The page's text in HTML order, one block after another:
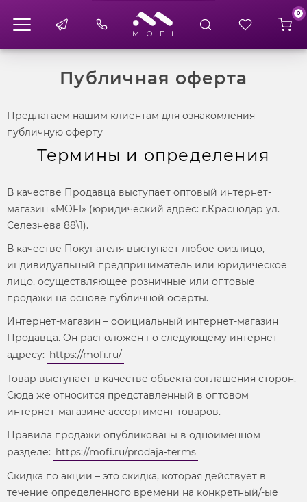
0
Публичная оферта
Предлагаем нашим клиентам для ознакомления
публичную оферту
Термины и определения
В качестве Продавца выступает оптовый интернет-
магазин «MOFI» (юридический адрес: г.Краснодар ул.
Селезнева 88\1).
В качестве Покупателя выступает любое физлицо,
индивидуальный предприниматель или юридическое
лицо, осуществляющее розничные или оптовые
продажи на основе публичной оферты.
Интернет-магазин – официальный интернет-магазин
Продавца. Он расположен по следующему интернет
адресу: https://mofi.ru/
Товар выступает в качестве объекта соглашения сторон.
Сюда же относится представленный в оптовом
интернет-магазине ассортимент товаров.
Правила продажи опубликованы в одноименном
разделе: https://mofi.ru/prodaja-terms
Скидка по акции – это скидка, которая действует в
течение определенного времени на конкретный/-ые